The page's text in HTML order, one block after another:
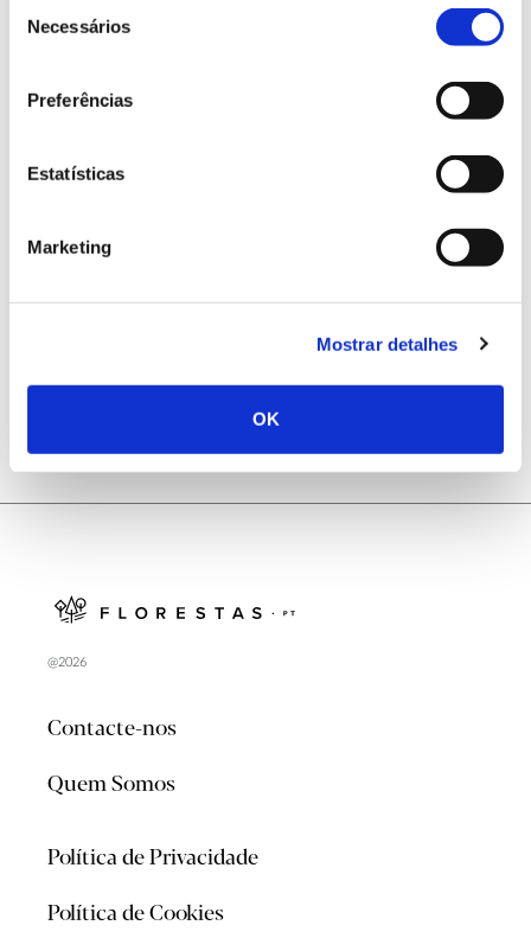
Necessários
Preferências
Estatísticas
Marketing
Mostrar detalhes
OK
Solos;
do Solo.
@2026
Contacte-nos
Quem Somos
Política de Privacidade
Política de Cookies